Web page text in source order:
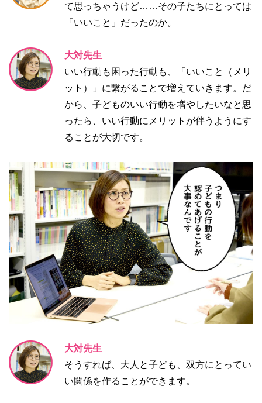
て思っちゃうけど……その子たちにとっては
「いいこと」だったのか。
大対先生
いい行動も困った行動も、「いいこと（メリ
ット）」に繋がることで増えていきます。だ
から、子どものいい行動を増やしたいなと思
ったら、いい行動にメリットが伴うようにす
ることが大切です。
大対先生
そうすれば、大人と子ども、双方にとってい
い関係を作ることができます。